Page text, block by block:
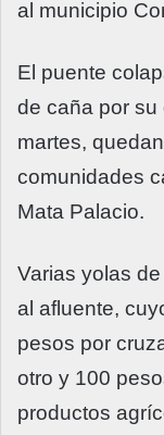
al municipio
El puente
de caña por su
martes,
comunidades
Mata Palacio.
Varias yolas
al afluente,
pesos por
otro y 100
productos